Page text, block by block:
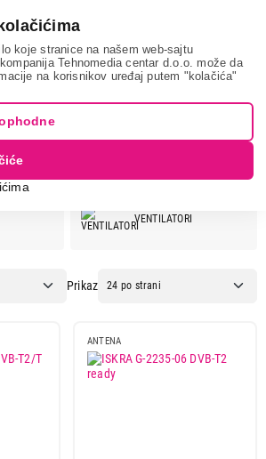
koje stranice na našem web-sajtu
kompanija Tehnomedia centar d.o.o. može da
na korisnikov uređaj putem "kolačića"
VENTILATORI
Prikaz
ANTENA